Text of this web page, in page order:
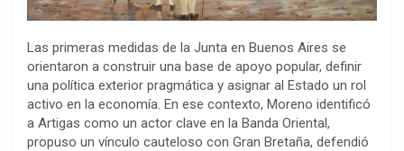
Las primeras medidas de la Junta en Buenos Aires se
orientaron a construir una base de apoyo popular, definir
una política exterior pragmática y asignar al Estado un rol
activo en la economía. En ese contexto, Moreno identificó
a Artigas como un actor clave en la Banda Oriental,
propuso un vínculo cauteloso con Gran Bretaña, defendió